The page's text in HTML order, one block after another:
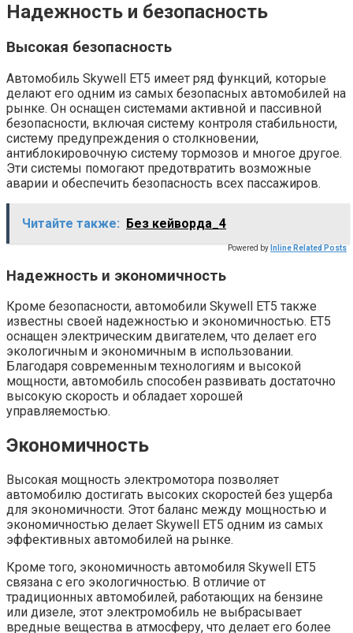
Надежность и безопасность
Высокая безопасность
Автомобиль Skywell ET5 имеет ряд функций, которые
делают его одним из самых безопасных автомобилей на
рынке. Он оснащен системами активной и пассивной
безопасности, включая систему контроля стабильности,
систему предупреждения о столкновении,
антиблокировочную систему тормозов и многое другое.
Эти системы помогают предотвратить возможные
аварии и обеспечить безопасность всех пассажиров.
Читайте также: Без кейворда_4
Powered by Inline Related Posts
Надежность и экономичность
Кроме безопасности, автомобили Skywell ET5 также
известны своей надежностью и экономичностью. ET5
оснащен электрическим двигателем, что делает его
экологичным и экономичным в использовании.
Благодаря современным технологиям и высокой
мощности, автомобиль способен развивать достаточно
высокую скорость и обладает хорошей
управляемостью.
Экономичность
Высокая мощность электромотора позволяет
автомобилю достигать высоких скоростей без ущерба
для экономичности. Этот баланс между мощностью и
экономичностью делает Skywell ET5 одним из самых
эффективных автомобилей на рынке.
Кроме того, экономичность автомобиля Skywell ET5
связана с его экологичностью. В отличие от
традиционных автомобилей, работающих на бензине
или дизеле, этот электромобиль не выбрасывает
вредные вещества в атмосферу, что делает его более